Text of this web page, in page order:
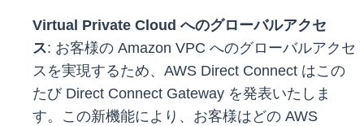
Virtual Private Cloud へのグローバルアクセ
ス: お客様の Amazon VPC へのグローバルアクセ
スを実現するため、AWS Direct Connect はこの
たび Direct Connect Gateway を発表いたしま
す。この新機能により、お客様はどの AWS